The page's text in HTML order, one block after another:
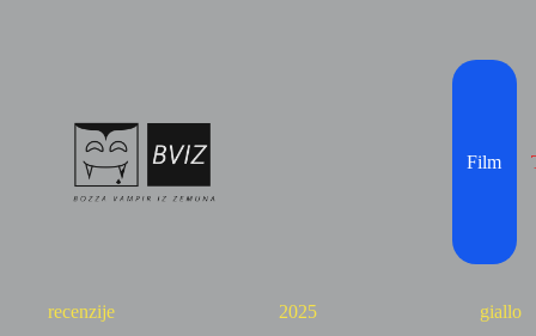
Film
recenzije 2025 giallo